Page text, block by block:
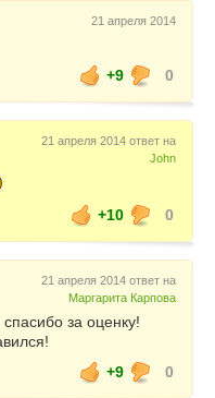
21 апреля 2014
+9
0
21 апреля 2014 ответ на
John
+10
0
21 апреля 2014 ответ на
Маргарита Карпова
за оценку!
+9
0